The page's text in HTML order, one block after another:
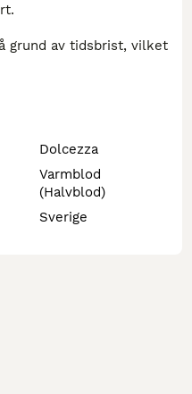
grund av tidsbrist, vilket
Dolcezza
Varmblod
(Halvblod)
Sverige